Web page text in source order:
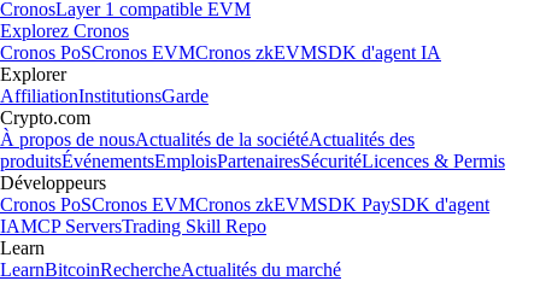
CronosLayer 1 compatible EVM
Explorez Cronos
Cronos PoSCronos EVMCronos zkEVMSDK d'agent IA
Explorer
AffiliationInstitutionsGarde
Crypto.com
À propos de nousActualités de la sociétéActualités des
produitsÉvénementsEmploisPartenairesSécuritéLicences & Permis
Développeurs
Cronos PoSCronos EVMCronos zkEVMSDK PaySDK d'agent
IAMCP ServersTrading Skill Repo
Learn
LearnBitcoinRechercheActualités du marché